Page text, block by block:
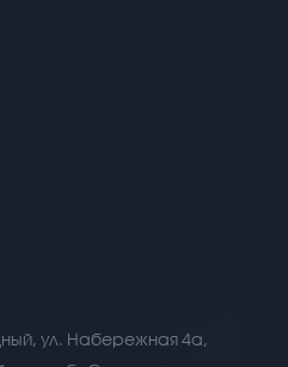
ул. Набережная 4а,